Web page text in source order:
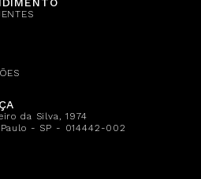
da Silva, 1974
- SP - 014442-002